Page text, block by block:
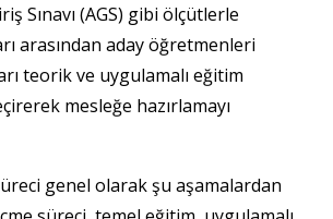
Sınavı (AGS) gibi ölçütlerle
arasından aday öğretmenleri
teorik ve uygulamalı eğitim
mesleğe hazırlamayı
genel olarak şu aşamalardan